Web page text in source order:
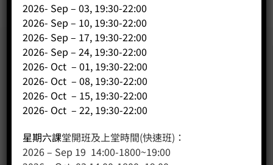
2026- Sep – 03, 19:30-22:00
2026- Sep – 10, 19:30-22:00
2026- Sep – 17, 19:30-22:00
2026- Sep – 24, 19:30-22:00
2026- Oct – 01, 19:30-22:00
2026- Oct – 08, 19:30-22:00
2026- Oct – 15, 19:30-22:00
2026- Oct – 22, 19:30-22:00
星期六課堂開班及上堂時間(快速班)：
2026 – Sep 19 14:00-1800~19:00